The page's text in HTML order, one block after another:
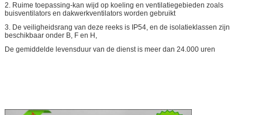
2. Ruime toepassing-kan wijd op koeling en ventilatiegebieden zoals
buisventilators en dakwerkventilators worden gebruikt
3. De veiligheidsrang van deze reeks is IP54, en de isolatieklassen zijn
beschikbaar onder B, F en H,
De gemiddelde levensduur van de dienst is meer dan 24.000 uren